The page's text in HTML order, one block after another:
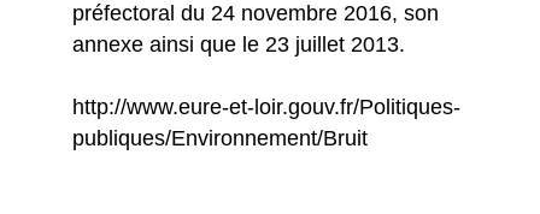
préfectoral du 24 novembre 2016, son
annexe ainsi que le 23 juillet 2013.
http://www.eure-et-loir.gouv.fr/Politiques-
publiques/Environnement/Bruit